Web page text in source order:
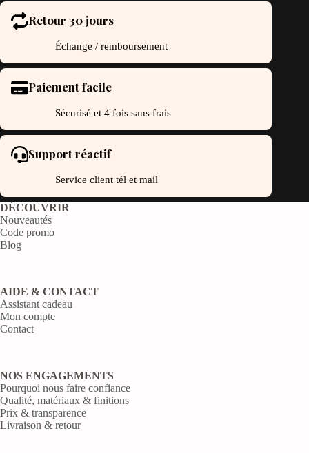
Retour 30 jours
Échange / remboursement
Paiement facile
Sécurisé et 4 fois sans frais
Support réactif
Service client tél et mail
DÉCOUVRIR
Nouveautés
Code promo
Blog
AIDE & CONTACT
Assistant cadeau
Mon compte
Contact
NOS ENGAGEMENTS
Pourquoi nous faire confiance
Qualité, matériaux & finitions
Prix & transparence
Livraison & retour